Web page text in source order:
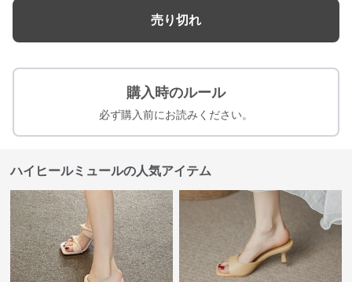
売り切れ
購入時のルール
必ず購入前にお読みください。
ハイヒールミュールの人気アイテム